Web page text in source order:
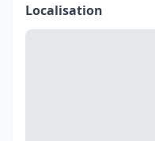
Localisation